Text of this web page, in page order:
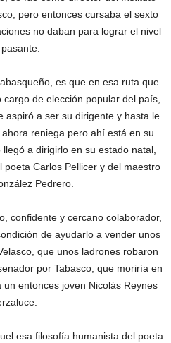
pero entonces cursaba el sexto
no daban para lograr el nivel
es que en esa ruta que
de elección popular del país,
aspiró a ser su dirigente y hasta le
reniega pero ahí está en su
a dirigirlo en su estado natal,
Carlos Pellicer y del maestro
Pedrero.
confidente y cercano colaborador,
de ayudarlo a vender unos
que unos ladrones robaron
por Tabasco, que moriría en
entonces joven Nicolás Reynes
esa filosofía humanista del poeta